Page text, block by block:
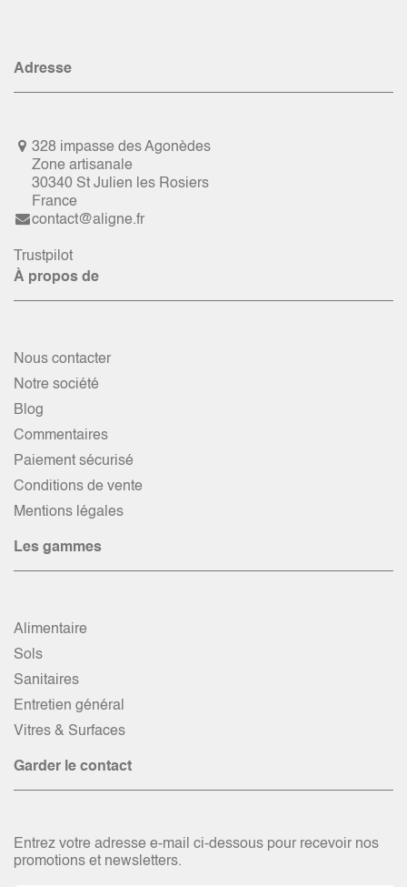
Adresse
328 impasse des Agonèdes
Zone artisanale
30340 St Julien les Rosiers
France
contact@aligne.fr
Trustpilot
À propos de
Nous contacter
Notre société
Blog
Commentaires
Paiement sécurisé
Conditions de vente
Mentions légales
Les gammes
Alimentaire
Sols
Sanitaires
Entretien général
Vitres & Surfaces
Garder le contact
Entrez votre adresse e-mail ci-dessous pour recevoir nos
promotions et newsletters.